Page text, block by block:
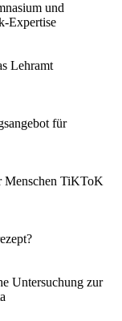
und
Expertise
Lehramt
für
Menschen TiKToK
Untersuchung zur